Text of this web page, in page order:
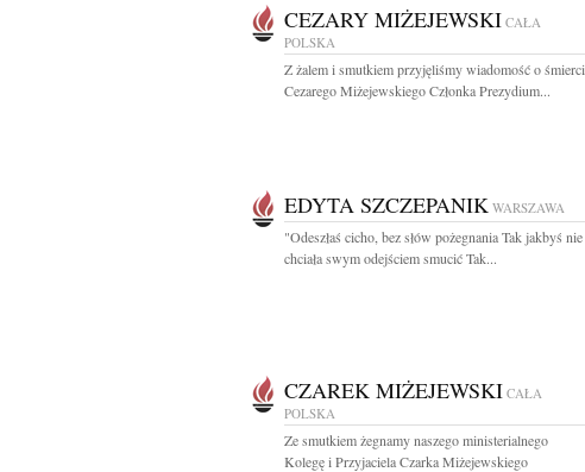
CEZARY MIŻEJEWSKI CAŁA
POLSKA
Z żalem i smutkiem przyjęliśmy wiadomość o śmierci
Cezarego Miżejewskiego Członka Prezydium...
EDYTA SZCZEPANIK WARSZAWA
"Odeszłaś cicho, bez słów pożegnania Tak jakbyś nie
chciała swym odejściem smucić Tak...
CZAREK MIŻEJEWSKI CAŁA
POLSKA
Ze smutkiem żegnamy naszego ministerialnego
Kolegę i Przyjaciela Czarka Miżejewskiego